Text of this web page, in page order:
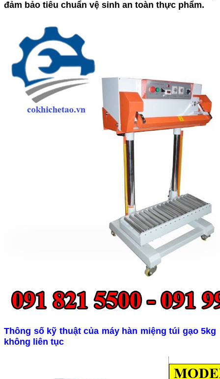
đảm bảo tiêu chuẩn vệ sinh an toàn thực phẩm.
Thông số kỹ thuật của máy hàn miệng túi gạo 5kg
không liên tục